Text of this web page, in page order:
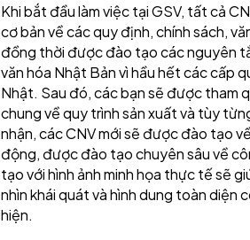
Khi bắt đầu làm việc tại GSV, tất cả
cơ bản về các quy định, chính sách,
đồng thời được đào tạo các nguyên
văn hóa Nhật Bản vì hầu hết các cấp
Nhật. Sau đó, các bạn sẽ được tham
chung về quy trình sản xuất và tùy
nhận, các CNV mới sẽ được đào tạo
động, được đào tạo chuyên sâu về
tạo với hình ảnh minh họa thực tế sẽ
nhìn khái quát và hình dung toàn diện
hiện.